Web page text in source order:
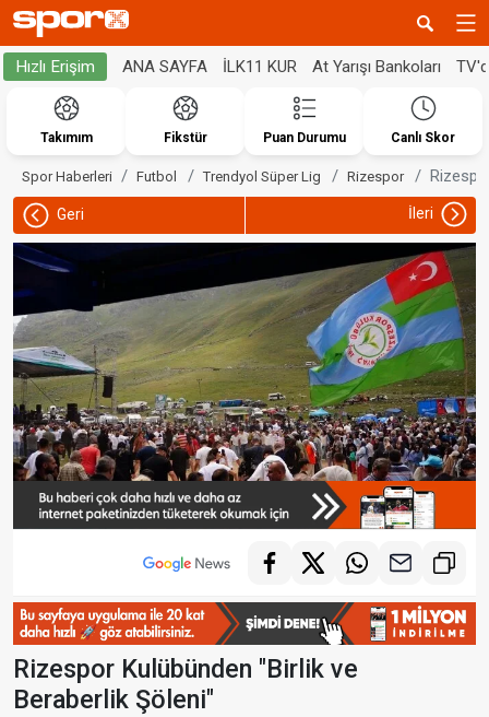
Hızlı Erişim ANA SAYFA İLK11 KUR At Yarışı Bankoları
Takımım Fikstür Puan Durumu Canlı Skor
Spor Haberleri Futbol Trendyol Süper Lig Rizespor
Geri İleri
Rizespor Kulübünden "Birlik ve
Beraberlik Şöleni"